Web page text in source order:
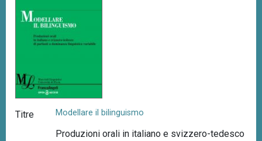
Titre Modellare il bilinguismo
Produzioni orali in italiano e svizzero-tedesco